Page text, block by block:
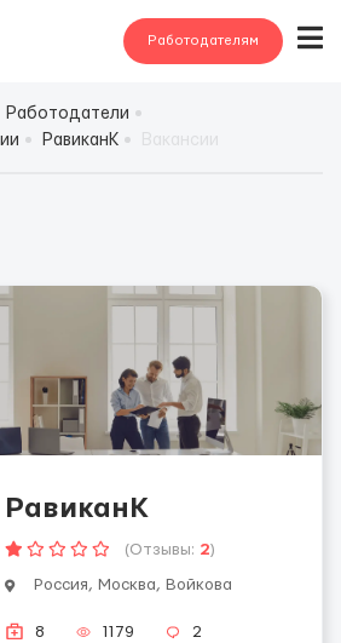
Работодателям
Работодатели
РавиканК
РавиканК
(Отзывы: 2)
Россия, Москва, Войкова
8 1179 2